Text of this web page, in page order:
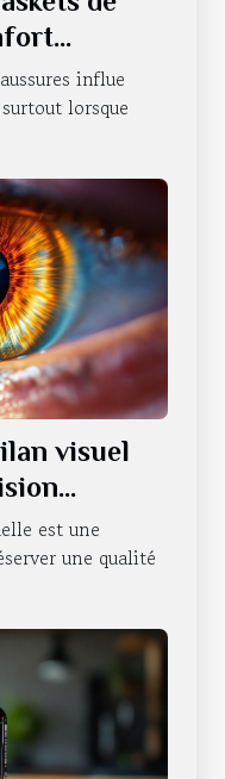
influe
lorsque
visuel
est une
une qualité